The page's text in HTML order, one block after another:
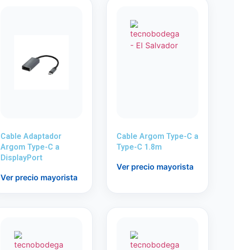
Cable Adaptador
Argom Type-C a
DisplayPort
Ver precio mayorista
Cable Argom Type-C a
Type-C 1.8m
Ver precio mayorista